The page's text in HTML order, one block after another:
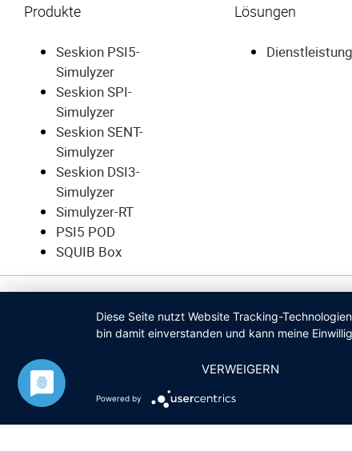
Produkte
Seskion PSI5-
Simulyzer
Seskion SPI-
Simulyzer
Seskion SENT-
Simulyzer
Seskion DSI3-
Simulyzer
Simulyzer-RT
PSI5 POD
SQUIB Box
Lösungen
Diese Seite nutzt Website Tracking-
bin damit einverstanden und kann meine
VERWEIGERN
Powered by